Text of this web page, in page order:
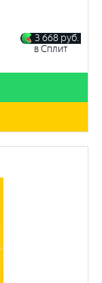
3 668 руб.
в Сплит